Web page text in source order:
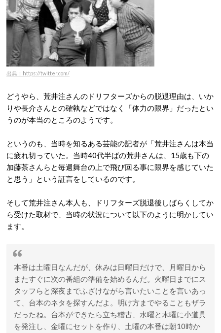
出典：https://twitter.com/
どうやら、荒井注さんのドリフターズからの脱退理由は、いか
りや長介さんとの確執などではなく「体力の限界」だったとい
うのが本当のところのようです。
というのも、当時を知るある芸能の記者が「荒井注さんは本当
に疲れ切っていた。当時40代半ばの荒井さんは、15歳も下の
加藤茶さんらと毎週舞台の上で飛び回る事に限界を感じていた
と思う」という証言をしているのです。
そして荒井注さん本人も、ドリフターズ脱退後しばらくしてか
ら受けた取材で、当時の状況について以下のように明かしてい
ます。
本番は土曜日なんだが、休みは日曜日だけで、月曜日から
またすぐに次の番組の準備を始めるんだ。火曜日までにス
タッフらと深夜までふざけながら言いたいことを言いあっ
て、台本のネタを探すんだよ。明け方までやることもザラ
だったね。台本ができたら立ち稽古、水曜と木曜に小道具
を発注し、金曜にセットを作り、土曜の本番は朝10時か